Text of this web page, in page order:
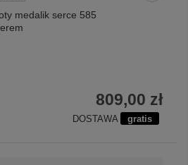
medalik serce 585
809,00 zł
DOSTAWA gratis